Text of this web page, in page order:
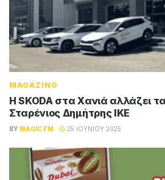
MAGAZINO
Η SKODA στα Χανιά αλλάζει
Σταρένιος Δημήτρης ΙΚΕ
BY MAGIC FM 25 ΙΟΥΝΊΟΥ 2025